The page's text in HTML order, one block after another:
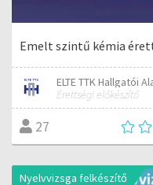
Emelt szintű kémia
ELTE TTK Hallgatói
Érettségi előkészítő
27
Nyelvvizsga felkészítő